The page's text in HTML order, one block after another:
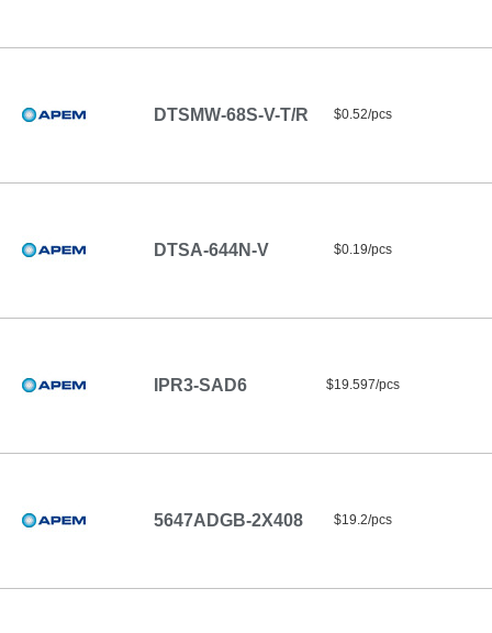
DTSMW-68S-V-T/R $0.52/pcs
DTSA-644N-V $0.19/pcs
IPR3-SAD6 $19.597/pcs
5647ADGB-2X408 $19.2/pcs